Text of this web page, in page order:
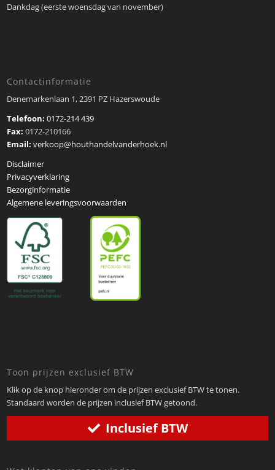
Dankdag (eerste woensdag van november)
Contactinformatie
Denemarkenlaan 1, 2391 PZ Hazerswoude
Telefoon:0172-214 439
Fax:0172-210166
Email: verkoop@houthandelvanderhoek.nl
Disclaimer
Privacyverklaring
Bezorginformatie
Algemene leveringsvoorwaarden
Toon prijzen exclusief BTW
Klik op de knop hieronder om de prijzen exclusief BTW te tonen.
Standaard worden de prijzen inclusief BTW getoond.
Inclusief BTW